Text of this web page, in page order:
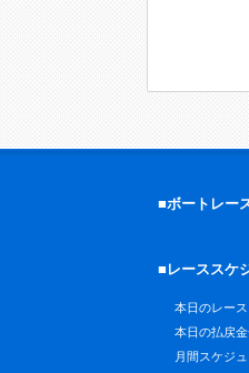
■ボートレー
■レーススケ
本日のレース
本日の払戻
月間スケジ